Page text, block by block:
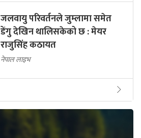
जलवायु परिवर्तनले जुम्लामा समेत
डेंगु देखिन थालिसकेको छ : मेयर
राजुसिंह कठायत
नेपाल लाइभ